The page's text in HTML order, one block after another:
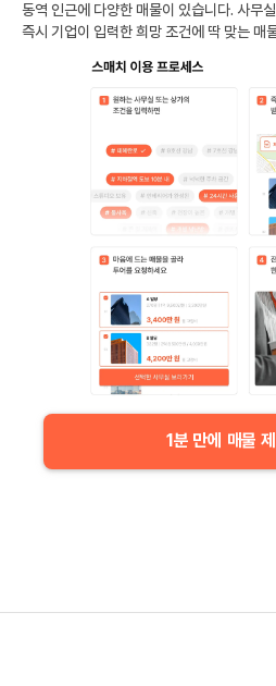
동역 인근에 다양한 매물이 있습니다. 사무
즉시 기업이 입력한 희망 조건에 딱 맞는 매
1분 만에 매물 제